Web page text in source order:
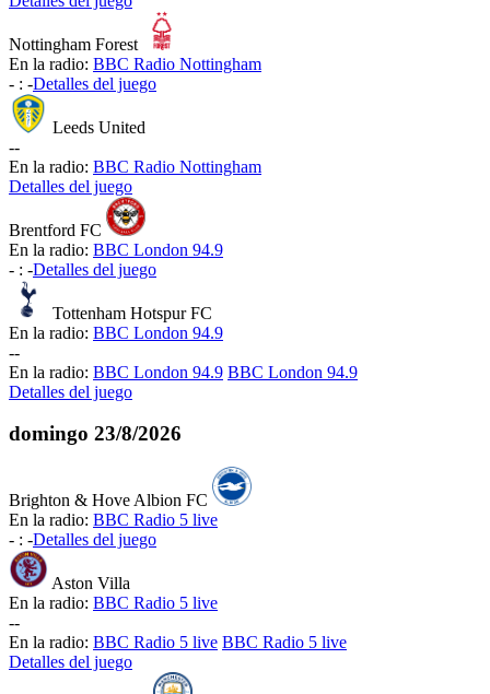
Nottingham Forest
En la radio: BBC Radio Nottingham
- : -Detalles del juego
Leeds United
--
En la radio: BBC Radio Nottingham
Detalles del juego
Brentford FC
En la radio: BBC London 94.9
- : -Detalles del juego
Tottenham Hotspur FC
En la radio: BBC London 94.9
--
En la radio: BBC London 94.9 BBC London 94.9
Detalles del juego
domingo 23/8/2026
Brighton & Hove Albion FC
En la radio: BBC Radio 5 live
- : -Detalles del juego
Aston Villa
En la radio: BBC Radio 5 live
--
En la radio: BBC Radio 5 live BBC Radio 5 live
Detalles del juego